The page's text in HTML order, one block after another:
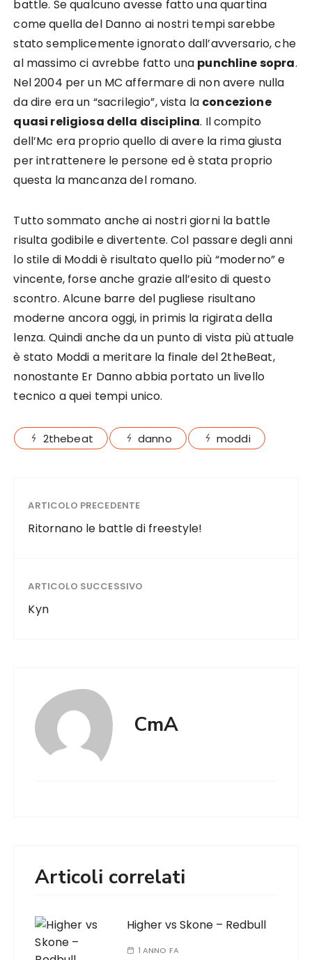
battle. Se qualcuno avesse fatto una quartina
come quella del Danno ai nostri tempi sarebbe
stato semplicemente ignorato dall’avversario, che
al massimo ci avrebbe fatto una punchline sopra.
Nel 2004 per un MC affermare di non avere nulla
da dire era un “sacrilegio”, vista la concezione
quasi religiosa della disciplina. Il compito
dell’Mc era proprio quello di avere la rima giusta
per intrattenere le persone ed è stata proprio
questa la mancanza del romano.
Tutto sommato anche ai nostri giorni la battle
risulta godibile e divertente. Col passare degli anni
lo stile di Moddi è risultato quello più “moderno” e
vincente, forse anche grazie all’esito di questo
scontro. Alcune barre del pugliese risultano
moderne ancora oggi, in primis la rigirata della
lenza. Quindi anche da un punto di vista più attuale
è stato Moddi a meritare la finale del 2theBeat,
nonostante Er Danno abbia portato un livello
tecnico a quei tempi unico.
2thebeat danno moddi
ARTICOLO PRECEDENTE
Ritornano le battle di freestyle!
ARTICOLO SUCCESSIVO
Kyn
CmA
Articoli correlati
Higher vs Skone – Redbull
1 ANNO FA